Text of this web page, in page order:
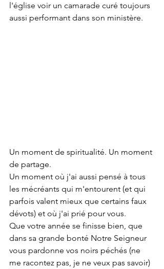
l'église voir un camarade curé toujours
aussi performant dans son ministère.
Un moment de spiritualité. Un moment
de partage.
Un moment où j'ai aussi pensé à tous
les mécréants qui m'entourent (et qui
parfois valent mieux que certains faux
dévots) et où j'ai prié pour vous.
Que votre année se finisse bien, que
dans sa grande bonté Notre Seigneur
vous pardonne vos noirs péchés (ne
me racontez pas, je ne veux pas savoir)